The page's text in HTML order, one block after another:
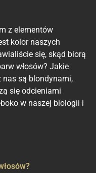
z elementów
kolor naszych
się, skąd biorą
włosów? Jakie
nas są blondynami,
się odcieniami
w naszej biologii i